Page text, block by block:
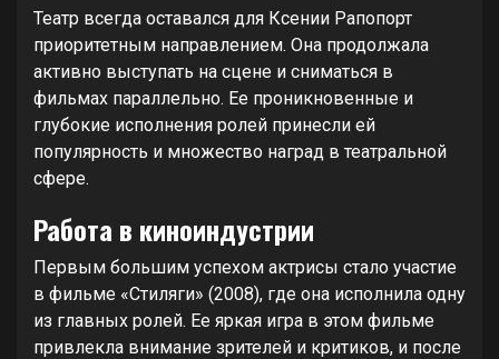
Театр всегда оставался для Ксении Рапопорт
приоритетным направлением. Она продолжала
активно выступать на сцене и сниматься в
фильмах параллельно. Ее проникновенные и
глубокие исполнения ролей принесли ей
популярность и множество наград в театральной
сфере.
Работа в киноиндустрии
Первым большим успехом актрисы стало участие
в фильме «Стиляги» (2008), где она исполнила одну
из главных ролей. Ее яркая игра в этом фильме
привлекла внимание зрителей и критиков, и после